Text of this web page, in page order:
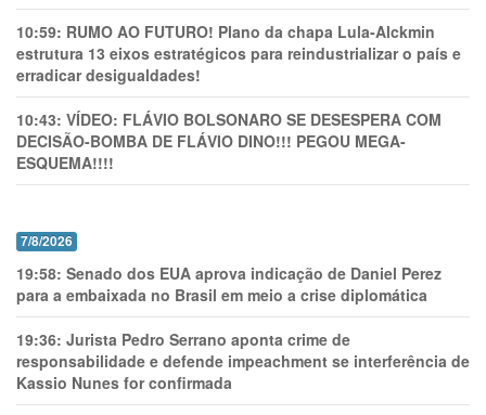
10:59: RUMO AO FUTURO! Plano da chapa Lula-Alckmin
estrutura 13 eixos estratégicos para reindustrializar o país e
erradicar desigualdades!
10:43: VÍDEO: FLÁVIO BOLSONARO SE DESESPERA COM
DECISÃO-BOMBA DE FLÁVIO DINO!!! PEGOU MEGA-
ESQUEMA!!!!
7/8/2026
19:58: Senado dos EUA aprova indicação de Daniel Perez
para a embaixada no Brasil em meio a crise diplomática
19:36: Jurista Pedro Serrano aponta crime de
responsabilidade e defende impeachment se interferência de
Kassio Nunes for confirmada